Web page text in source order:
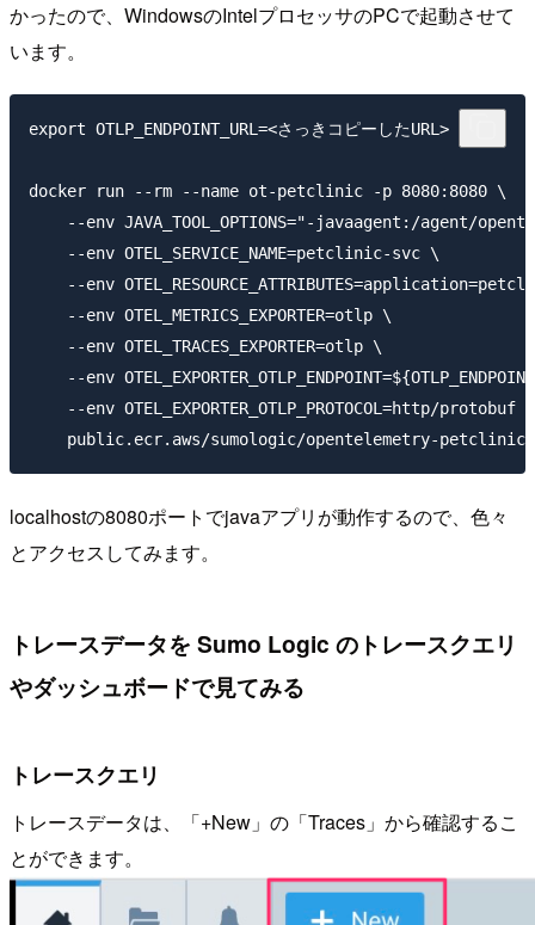
かったので、WindowsのIntelプロセッサのPCで起動させて
います。
export OTLP_ENDPOINT_URL=<さっきコピーしたURL>
docker run --rm --name ot-petclinic -p 8080:8080 \
--env JAVA_TOOL_OPTIONS="-javaagent:/agent/
    --env OTEL_SERVICE_NAME=petclinic-svc \
--env
    --env OTEL_METRICS_EXPORTER=otlp \
    --env OTEL_TRACES_EXPORTER=otlp \
--env
    --env OTEL_EXPORTER_OTLP_PROTOCOL=http/protobuf \
localhostの8080ポートでjavaアプリが動作するので、色々
とアクセスしてみます。
トレースデータを Sumo Logic のトレースクエリ
やダッシュボードで見てみる
トレースクエリ
トレースデータは、「+New」の「Traces」から確認するこ
とができます。